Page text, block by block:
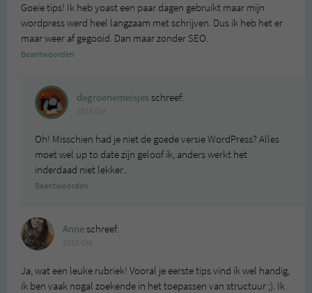
Goeie tips! Ik heb yoast een paar dagen gebruikt maar mijn
wordpress werd heel langzaam met schrijven. Dus ik heb het er
maar weer af gegooid. Dan maar zonder SEO.
Beantwoorden
degroenemeisjesschreef:
Oh! Misschien had je niet de goede versie WordPress? Alles
moet wel up to date zijn geloof ik, anders werkt het
inderdaad niet lekker..
Beantwoorden
Anneschreef:
Ja, wat een leuke rubriek! Vooral je eerste tips vind ik wel handig,
ik ben vaak nogal zoekende in het toepassen van structuur ;). Ik